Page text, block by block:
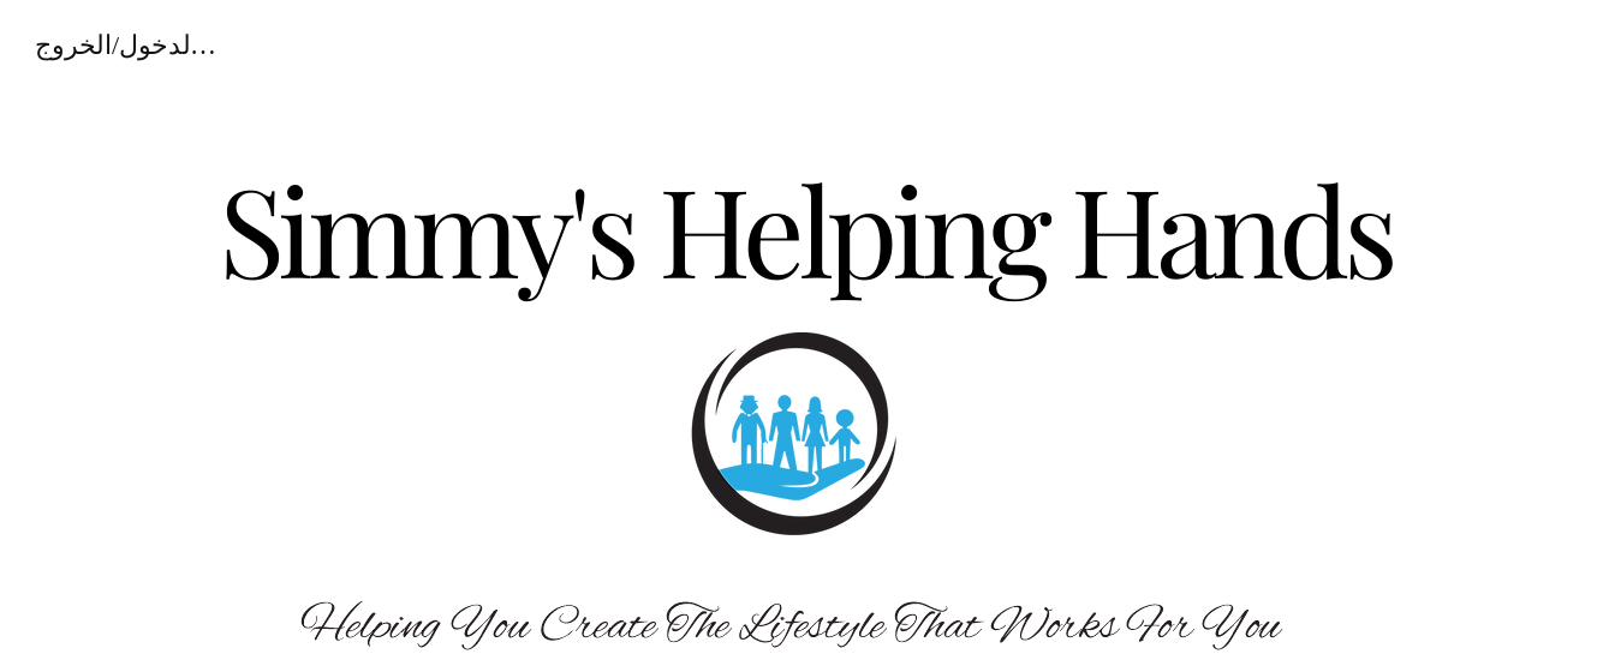
تسجيل الدخول/الخروج
Simmy's Helping Hands